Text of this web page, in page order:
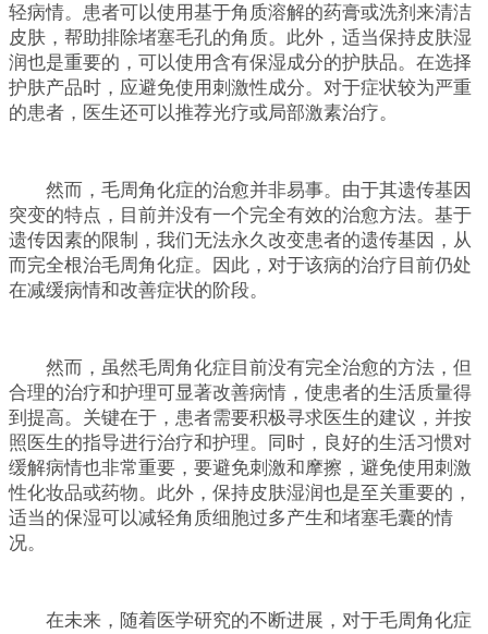
轻病情。患者可以使用基于角质溶解的药膏或洗剂来清洁
皮肤，帮助排除堵塞毛孔的角质。此外，适当保持皮肤湿
润也是重要的，可以使用含有保湿成分的护肤品。在选择
护肤产品时，应避免使用刺激性成分。对于症状较为严重
的患者，医生还可以推荐光疗或局部激素治疗。
然而，毛周角化症的治愈并非易事。由于其遗传基因
突变的特点，目前并没有一个完全有效的治愈方法。基于
遗传因素的限制，我们无法永久改变患者的遗传基因，从
而完全根治毛周角化症。因此，对于该病的治疗目前仍处
在减缓病情和改善症状的阶段。
然而，虽然毛周角化症目前没有完全治愈的方法，但
合理的治疗和护理可显著改善病情，使患者的生活质量得
到提高。关键在于，患者需要积极寻求医生的建议，并按
照医生的指导进行治疗和护理。同时，良好的生活习惯对
缓解病情也非常重要，要避免刺激和摩擦，避免使用刺激
性化妆品或药物。此外，保持皮肤湿润也是至关重要的，
适当的保湿可以减轻角质细胞过多产生和堵塞毛囊的情
况。
在未来，随着医学研究的不断进展，对于毛周角化症